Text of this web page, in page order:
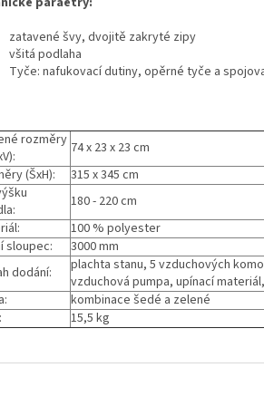
zatavené švy, dvojitě zakryté zipy
všitá podlaha
Tyče: nafukovací dutiny, opěrné tyče a
rozměry 74 x 23 x 23 cm
(ŠxH):
315 x 345 cm
180 - 220 cm
100 % polyester
sloupec:
3000 mm
dodání:
plachta stanu, 5 vzduchových
vzduchová pumpa, upínací
kombinace šedé a zelené
15,5 kg